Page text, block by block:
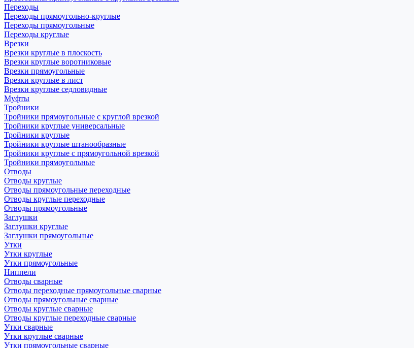
Переходы
Переходы прямоугольно-круглые
Переходы прямоугольные
Переходы круглые
Врезки
Врезки круглые в плоскость
Врезки круглые воротниковые
Врезки прямоугольные
Врезки круглые в лист
Врезки круглые седловидные
Муфты
Тройники
Тройники прямоугольные с круглой врезкой
Тройники круглые универсальные
Тройники круглые
Тройники круглые штанообразные
Тройники круглые с прямоугольной врезкой
Тройники прямоугольные
Отводы
Отводы круглые
Отводы прямоугольные переходные
Отводы круглые переходные
Отводы прямоугольные
Заглушки
Заглушки круглые
Заглушки прямоугольные
Утки
Утки круглые
Утки прямоугольные
Ниппели
Отводы сварные
Отводы переходные прямоугольные сварные
Отводы прямоугольные сварные
Отводы круглые сварные
Отводы круглые переходные сварные
Утки сварные
Утки круглые сварные
Утки прямоугольные сварные